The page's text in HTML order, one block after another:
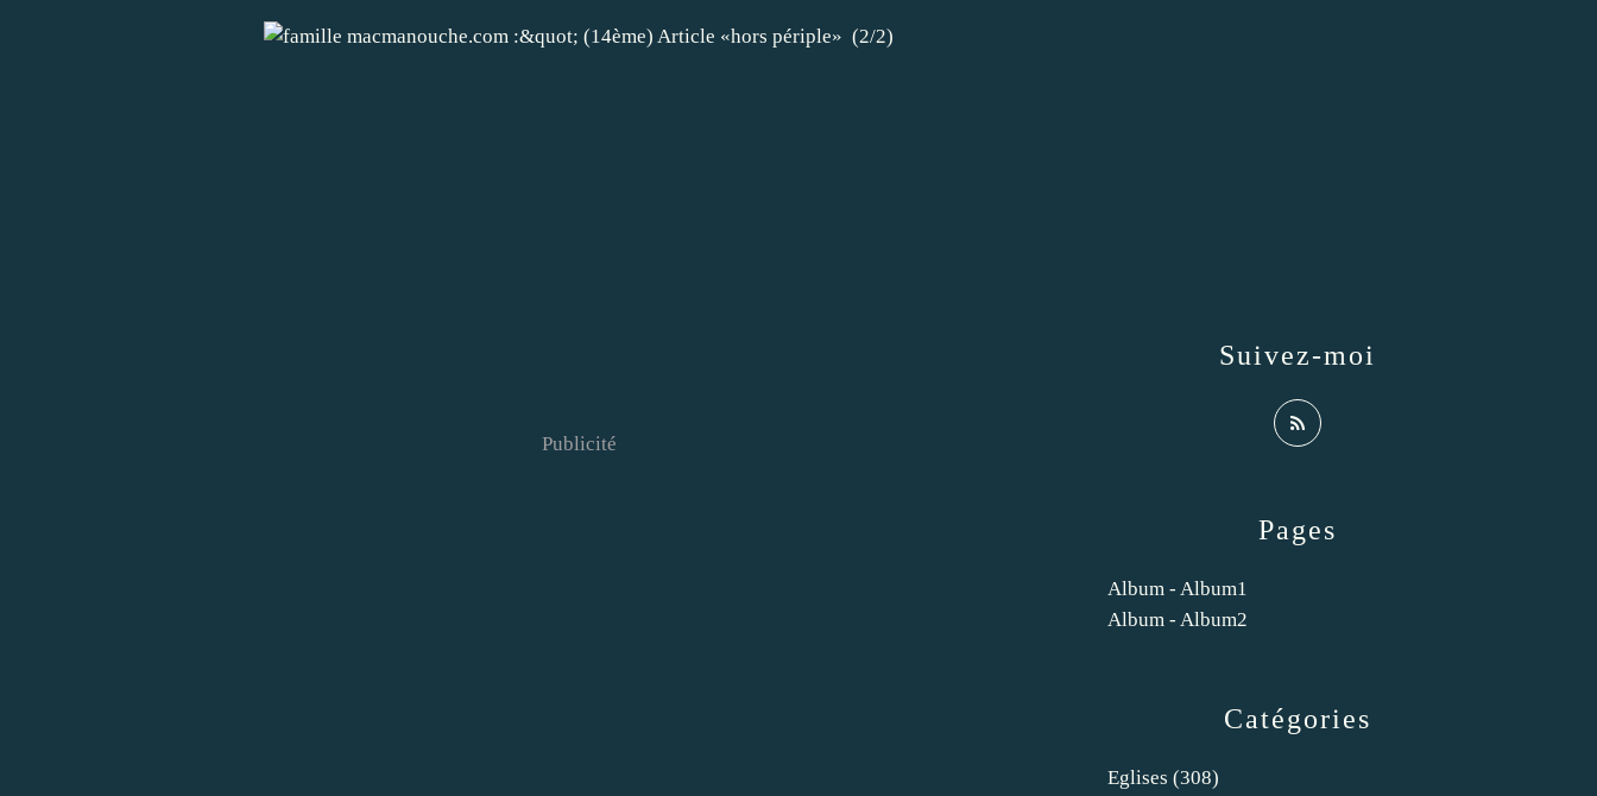
Publicité
Catégories
Eglises (308)
Pages
Album - Album1
Album - Album2
Suivez-moi